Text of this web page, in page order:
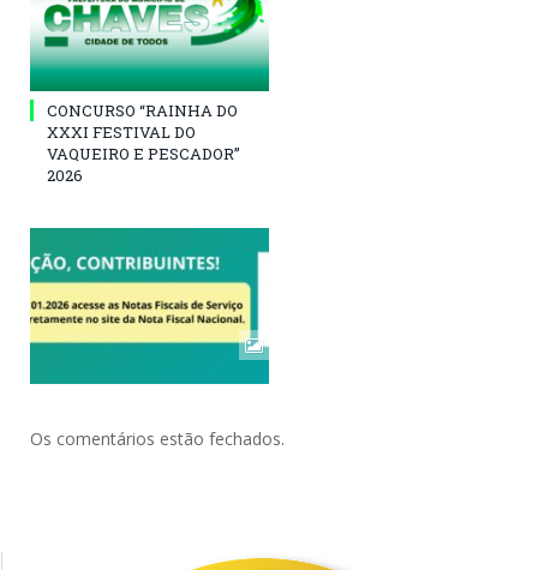
CONCURSO “RAINHA DO
XXXI FESTIVAL DO
VAQUEIRO E PESCADOR”
2026
Os comentários estão fechados.